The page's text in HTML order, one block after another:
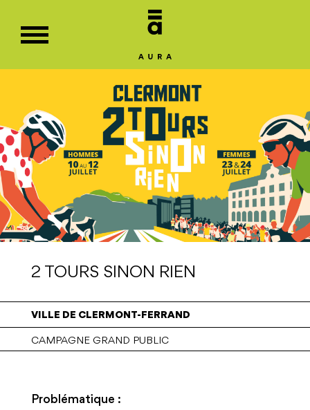
2 TOURS SINON RIEN
VILLE DE CLERMONT-FERRAND
CAMPAGNE GRAND PUBLIC
Problématique :